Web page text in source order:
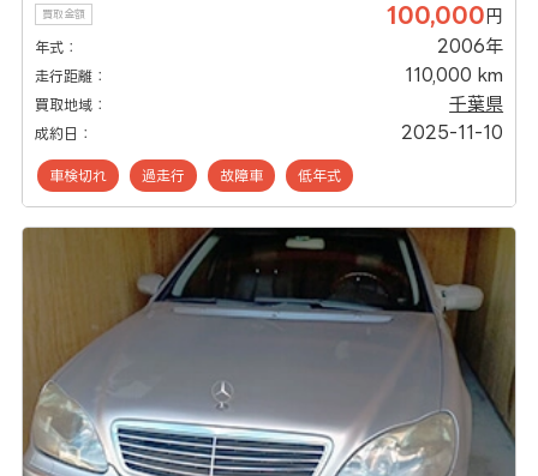
買取金額 100,000 円
年式： 2006年
走行距離： 110,000 km
買取地域： 千葉県
成約日： 2025-11-10
車検切れ 過走行 故障車 低年式